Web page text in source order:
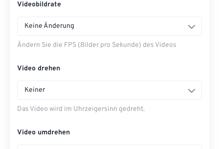
Videobildrate
Keine Änderung
Ändern Sie die FPS (Bilder pro Sekunde) des Videos
Video drehen
Keiner
Das Video wird im Uhrzeigersinn gedreht.
Video umdrehen